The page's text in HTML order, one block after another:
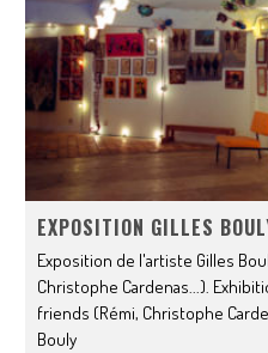
EXPOSITION GILLES
Exposition de l'artiste Gilles
Christophe Cardenas...).
friends (Rémi, Christophe
Bouly